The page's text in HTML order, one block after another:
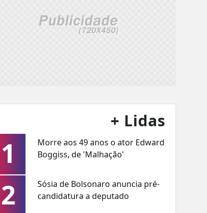
+ Lidas
1
Morre aos 49 anos o ator Edward
Boggiss, de 'Malhação'
2
Sósia de Bolsonaro anuncia pré-
candidatura a deputado